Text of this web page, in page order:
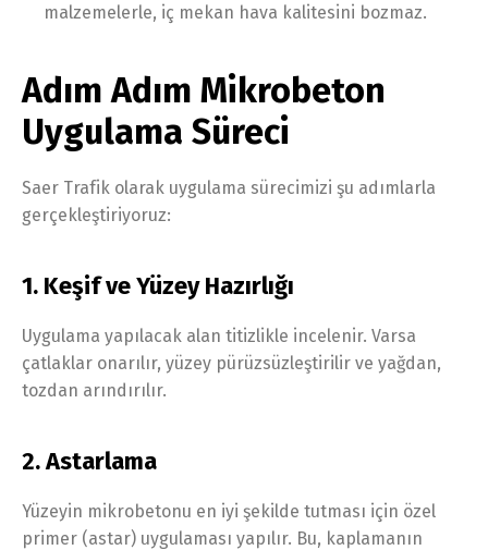
malzemelerle, iç mekan hava kalitesini bozmaz.
Adım Adım Mikrobeton
Uygulama Süreci
Saer Trafik olarak uygulama sürecimizi şu adımlarla
gerçekleştiriyoruz:
1. Keşif ve Yüzey Hazırlığı
Uygulama yapılacak alan titizlikle incelenir. Varsa
çatlaklar onarılır, yüzey pürüzsüzleştirilir ve yağdan,
tozdan arındırılır.
2. Astarlama
Yüzeyin mikrobetonu en iyi şekilde tutması için özel
primer (astar) uygulaması yapılır. Bu, kaplamanın